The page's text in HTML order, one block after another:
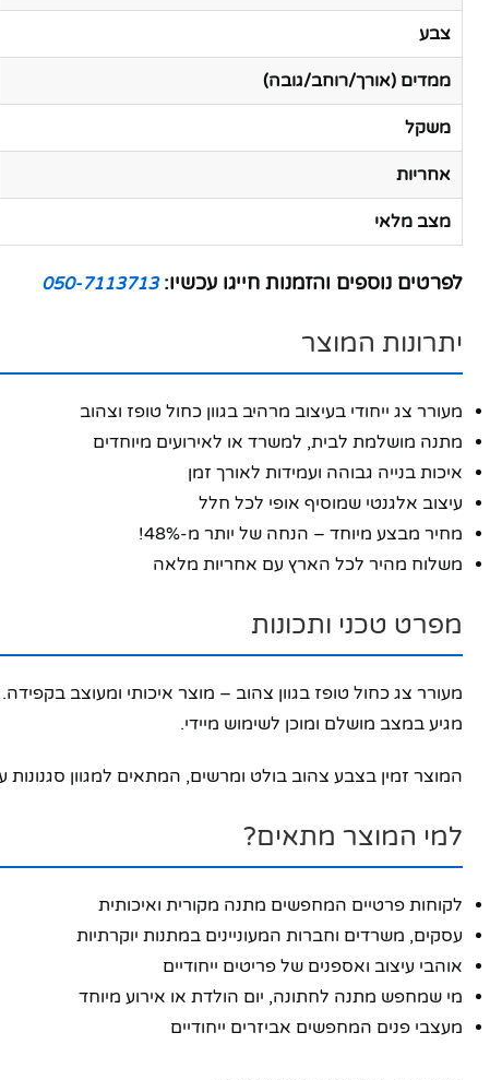
צבע
ממדים (אורך/רוחב/גובה)
משקל
אחריות
מצב מלאי
לפרטים נוספים והזמנות חייגו עכשיו:050-7113713
יתרונות המוצר
מעורר צג ייחודי בעיצוב מרהיב בגוון כחול טופז וצהוב
מתנה מושלמת לבית, למשרד או לאירועים מיוחדים
איכות בנייה גבוהה ועמידות לאורך זמן
עיצוב אלגנטי שמוסיף אופי לכל חלל
מחיר מבצע מיוחד – הנחה של יותר מ-48%!
משלוח מהיר לכל הארץ עם אחריות מלאה
מפרט טכני ותכונות
מגיע במצב מושלם ומוכן לשימוש מיידי.
המוצר זמין בצבע צהוב בולט ומרשים, המתאים למגוון סגנונות
למי המוצר מתאים?
לקוחות פרטיים המחפשים מתנה מקורית ואיכותית
עסקים, משרדים וחברות המעוניינים במתנות יוקרתיות
אוהבי עיצוב ואספנים של פריטים ייחודיים
מי שמחפש מתנה לחתונה, יום הולדת או אירוע מיוחד
מעצבי פנים המחפשים אביזרים ייחודייםפייסבוק